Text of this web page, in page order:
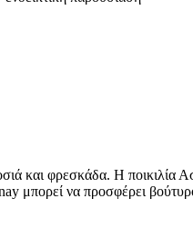
και φρεσκάδα. Η ποικιλία
μπορεί να προσφέρει